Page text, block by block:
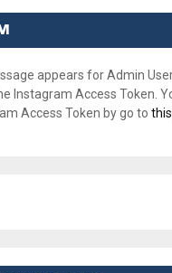
appears for Admin
Instagram Access Token.
Access Token by go to